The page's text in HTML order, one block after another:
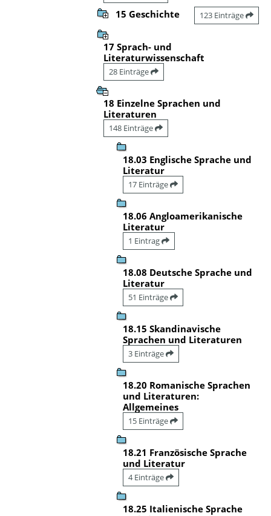
15 Geschichte 123 Einträge
17 Sprach- und
Literaturwissenschaft
28 Einträge
18 Einzelne Sprachen und
Literaturen
148 Einträge
18.03 Englische Sprache und
Literatur
17 Einträge
18.06 Angloamerikanische
Literatur
1 Eintrag
18.08 Deutsche Sprache und
Literatur
51 Einträge
18.15 Skandinavische
Sprachen und Literaturen
3 Einträge
18.20 Romanische Sprachen
und Literaturen:
Allgemeines
15 Einträge
18.21 Französische Sprache
und Literatur
4 Einträge
18.25 Italienische Sprache